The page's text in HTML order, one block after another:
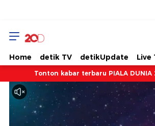
Home detik TV detikUpdate Live
Tonton kabar terbaru PIALA DUNIA